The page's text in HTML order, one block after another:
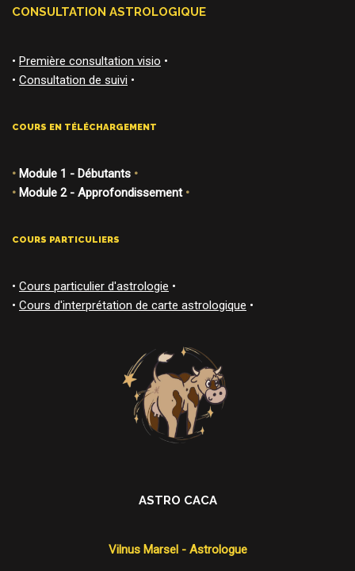
CONSULTATION ASTROLOGIQUE
• Première consultation visio •
• Consultation de suivi •
COURS EN TÉLÉCHARGEMENT
• Module 1 - Débutants •
• Module 2 - Approfondissement•
COURS PARTICULIERS
• Cours particulier d'astrologie •
• Cours d'interprétation de carte astrologique •
ASTRO CACA
Vilnus Marsel - Astrologue